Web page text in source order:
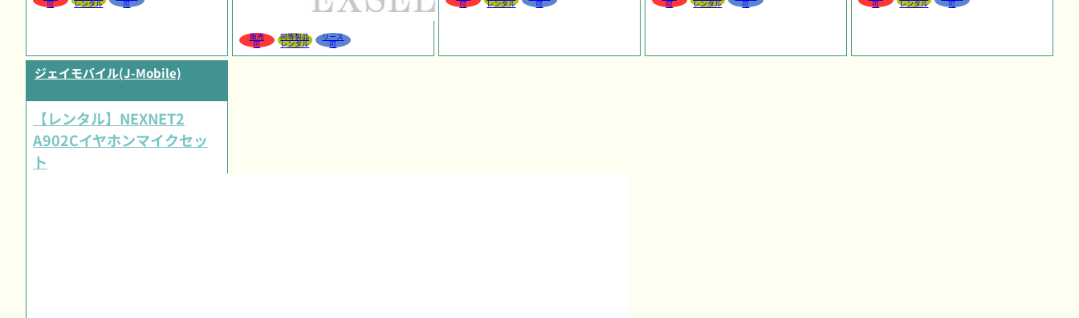
可 レンタル 可
販売
可
同等製品
レンタル
リース
可
可 レンタル 可 可 レンタル 可 可 レンタル 可
ジェイモバイル(J-Mobile)
【レンタル】NEXNET2
A902Cイヤホンマイクセッ
ト